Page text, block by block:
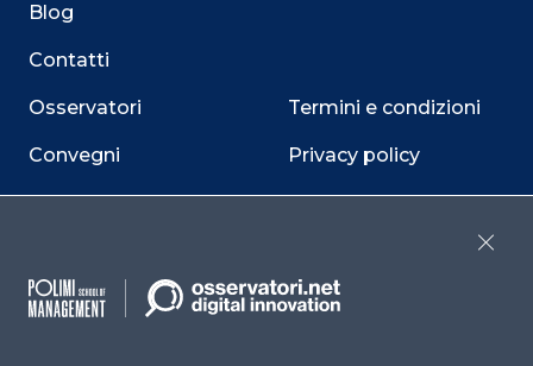
Blog
Contatti
Osservatori
Convegni
Webinar
Termini e condizioni
Privacy policy
Cookie policy
Dichiarazione di